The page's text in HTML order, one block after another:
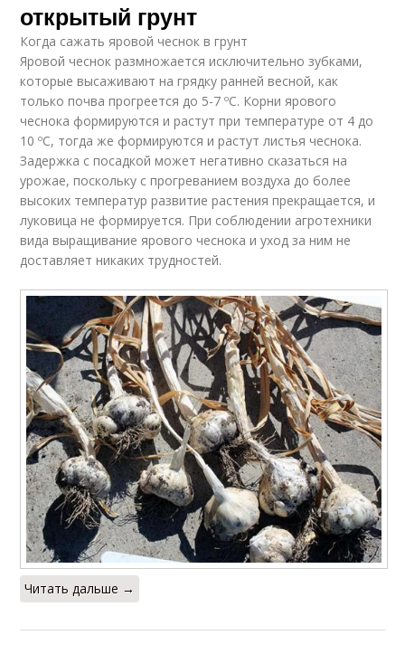
открытый грунт
Когда сажать яровой чеснок в грунт
Яровой чеснок размножается исключительно зубками,
которые высаживают на грядку ранней весной, как
только почва прогреется до 5-7 ºC. Корни ярового
чеснока формируются и растут при температуре от 4 до
10 ºC, тогда же формируются и растут листья чеснока.
Задержка с посадкой может негативно сказаться на
урожае, поскольку с прогреванием воздуха до более
высоких температур развитие растения прекращается, и
луковица не формируется. При соблюдении агротехники
вида выращивание ярового чеснока и уход за ним не
доставляет никаких трудностей.
Читать дальше →